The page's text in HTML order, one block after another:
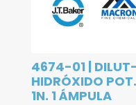
4674-01 |
HIDRÓXIDO POT.
1N. 1 ÁMPULA